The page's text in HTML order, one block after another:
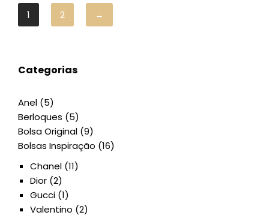
Categorias
Anel (5)
Berloques (5)
Bolsa Original (9)
Bolsas Inspiração (16)
Chanel (11)
Dior (2)
Gucci (1)
Valentino (2)
1 2 →